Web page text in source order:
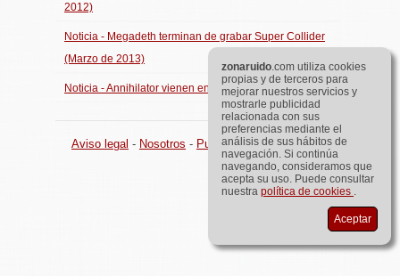
2012)
Noticia - Megadeth terminan de grabar Super Collider
(Marzo de 2013)
Noticia - Annihilator vienen en octubre (Mayo de 2013)
Aviso legal - Nosotros - Publicidad ©zona ruido.com
zonaruido.com utiliza cookies
propias y de terceros para
mejorar nuestros servicios y
mostrarle publicidad
relacionada con sus
preferencias mediante el
análisis de sus hábitos de
navegación. Si continúa
navegando, consideramos que
acepta su uso. Puede consultar
nuestra política de cookies .
Aceptar